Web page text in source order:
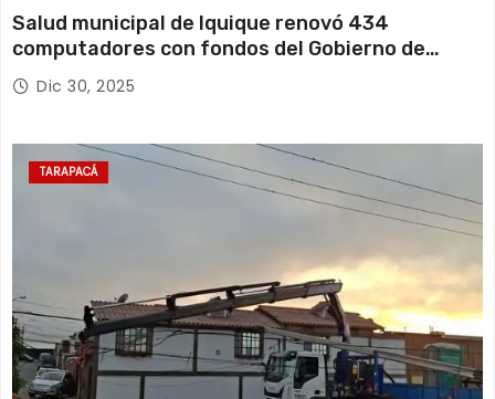
Salud municipal de Iquique renovó 434
computadores con fondos del Gobierno de
Tarapacá
Dic 30, 2025
TARAPACÁ